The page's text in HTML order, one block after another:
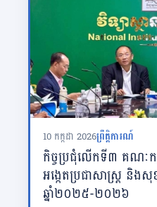
10 កក្កដា 2026ព្រឹត្តិការណ៍
កិច្ចប្រជុំលើកទី៣ គណៈក
អង្កេតប្រជាសាស្ត្រ និងសុ
ឆ្នាំ២០២៥-២០២៦